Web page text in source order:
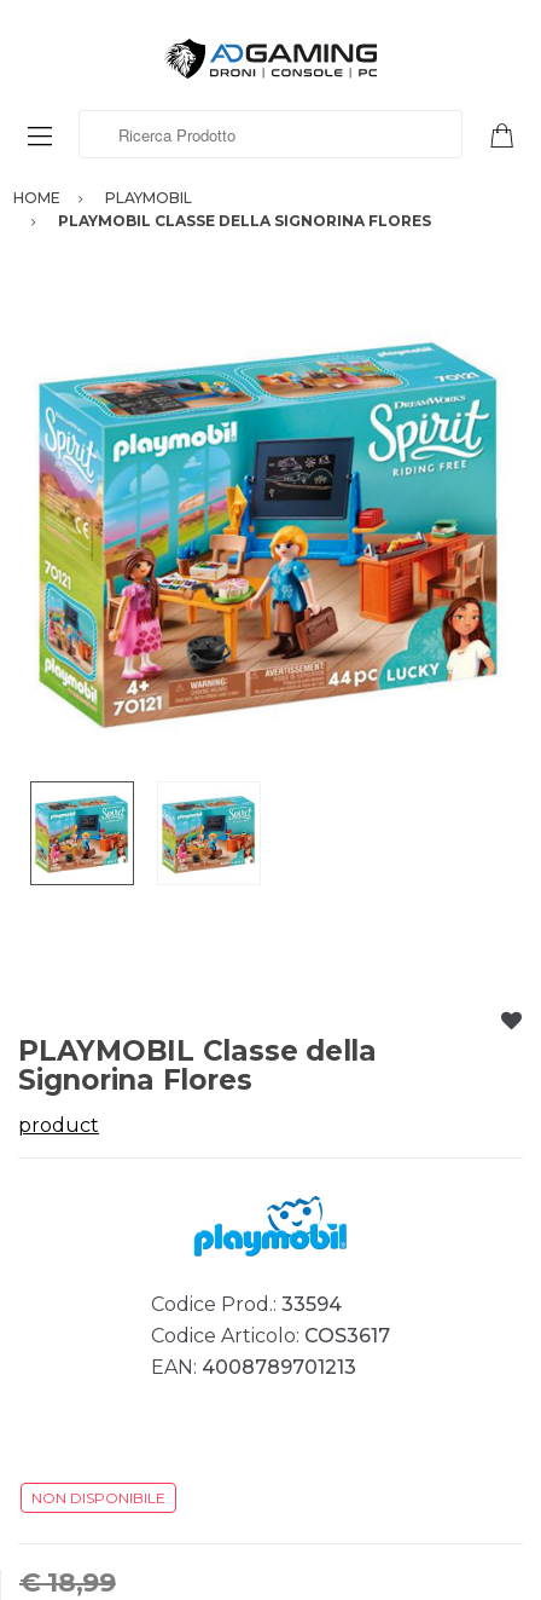
HOME
PLAYMOBIL
PLAYMOBIL CLASSE DELLA SIGNORINA FLORES
PLAYMOBIL Classe della
Signorina Flores
product
Codice Prod.: 33594
Codice Articolo: COS3617
EAN: 4008789701213
NON DISPONIBILE
€ 18,99